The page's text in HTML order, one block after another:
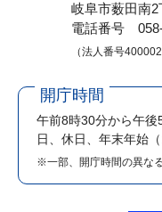
岐阜市薮田南
電話番号 058-
（法人番号
開庁時間
午前8時30分から午後
日、休日、年末年始
※一部、開庁時間の異な